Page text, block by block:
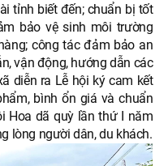
tỉnh biết đến; chuẩn bị tốt
bảo vệ sinh môi trường
công tác đảm bảo an
vận động, hướng dẫn các
diễn ra Lễ hội ký cam kết
bình ổn giá và chuẩn
Hoa dã quỳ lần thứ I năm
lòng người dân, du khách.